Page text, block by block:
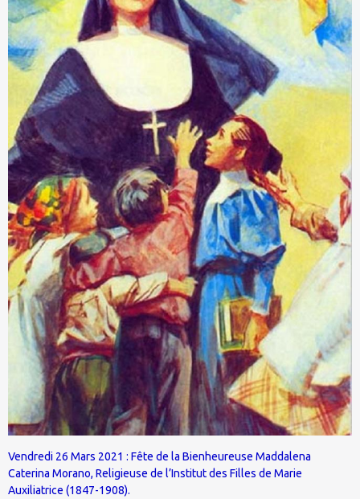
Vendredi 26 Mars 2021 : Fête de la Bienheureuse Maddalena
Caterina Morano, Religieuse de l’Institut des Filles de Marie
Auxiliatrice (1847-1908).